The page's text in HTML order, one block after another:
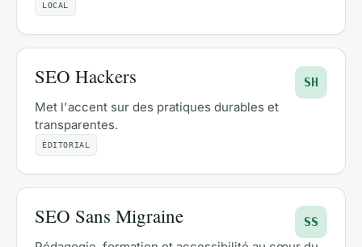
LOCAL
SEO Hackers SH
Met l'accent sur des pratiques durables et
transparentes.
ÉDITORIAL
SEO Sans Migraine SS